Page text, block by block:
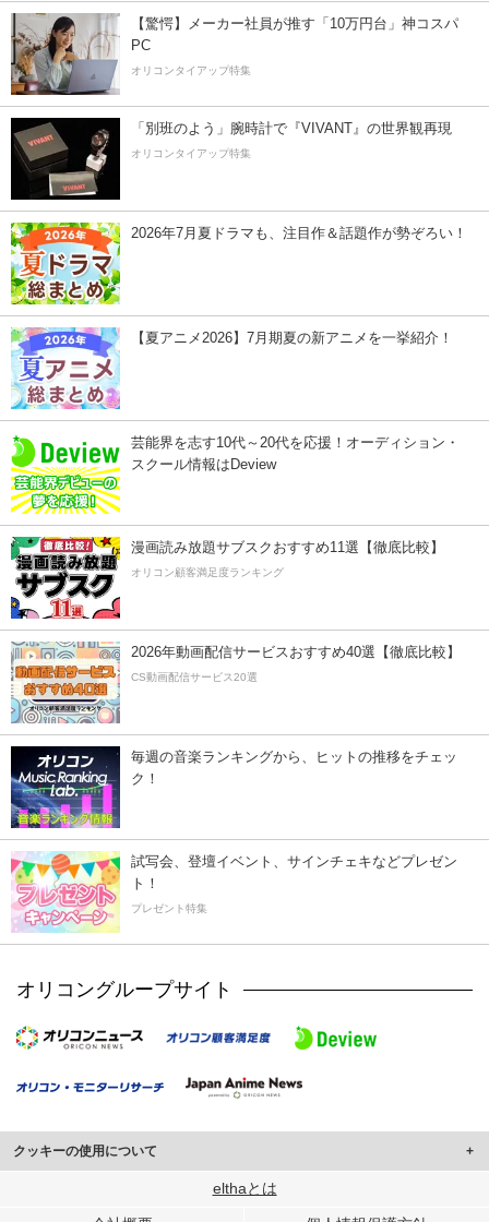
【驚愕】メーカー社員が推す「10万円台」神コスパ
PC
オリコンタイアップ特集
「別班のよう」腕時計で『VIVANT』の世界観再現
オリコンタイアップ特集
2026年7月夏ドラマも、注目作＆話題作が勢ぞろい！
【夏アニメ2026】7月期夏の新アニメを一挙紹介！
芸能界を志す10代～20代を応援！オーディション・
スクール情報はDeview
漫画読み放題サブスクおすすめ11選【徹底比較】
オリコン顧客満足度ランキング
2026年動画配信サービスおすすめ40選【徹底比較】
CS動画配信サービス20選
毎週の音楽ランキングから、ヒットの推移をチェッ
ク！
試写会、登壇イベント、サインチェキなどプレゼン
ト！
プレゼント特集
オリコングループサイト
クッキーの使用について
このサイトでは Cookie を使用して、ユーザーに合わせたコンテンツや広告の
elthaとは